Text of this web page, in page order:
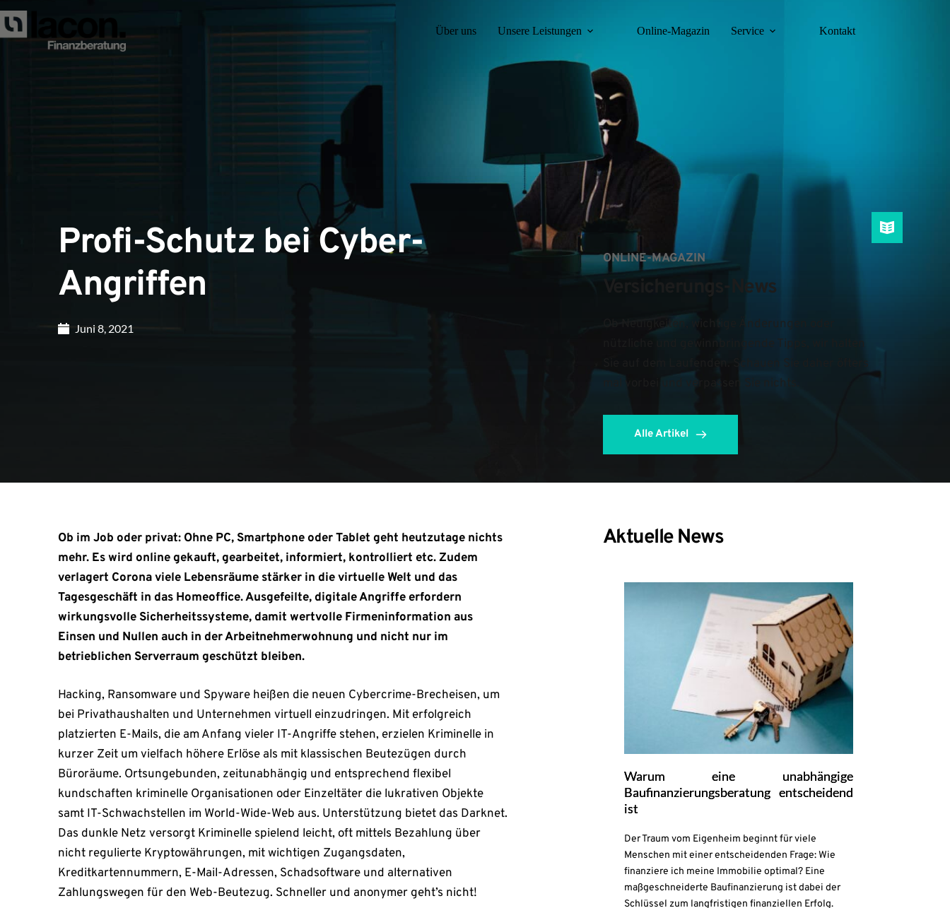
Inhalt
springen
Über uns Unsere Leistungen Online-Magazin Service Kontakt
Profi-Schutz bei Cyber-
Angriffen
Juni 8, 2021
ONLINE-MAGAZIN
Versicherungs-News
Ob Neuigkeiten, wichtige Änderungen oder
nützliche und gewinnbringende Tipps, wir halten
mal vorbei und verpassen Sie nichts.
Alle Artikel
Ob im Job oder privat: Ohne PC, Smartphone oder Tablet geht heutzutage nichts
mehr. Es wird online gekauft, gearbeitet, informiert, kontrolliert etc. Zudem
verlagert Corona viele Lebensräume stärker in die virtuelle Welt und das
Tagesgeschäft in das Homeoffice. Ausgefeilte, digitale Angriffe erfordern
wirkungsvolle Sicherheitssysteme, damit wertvolle Firmeninformation aus
Einsen und Nullen auch in der Arbeitnehmerwohnung und nicht nur im
betrieblichen Serverraum geschützt bleiben.
Hacking, Ransomware und Spyware heißen die neuen Cybercrime-Brecheisen, um
bei Privathaushalten und Unternehmen virtuell einzudringen. Mit erfolgreich
platzierten E-Mails, die am Anfang vieler IT-Angriffe stehen, erzielen Kriminelle in
kurzer Zeit um vielfach höhere Erlöse als mit klassischen Beutezügen durch
Büroräume. Ortsungebunden, zeitunabhängig und entsprechend flexibel
kundschaften kriminelle Organisationen oder Einzeltäter die lukrativen Objekte
samt IT-Schwachstellen im World-Wide-Web aus. Unterstützung bietet das Darknet.
Das dunkle Netz versorgt Kriminelle spielend leicht, oft mittels Bezahlung über
nicht regulierte Kryptowährungen, mit wichtigen Zugangsdaten,
Kreditkartennummern, E-Mail-Adressen, Schadsoftware und alternativen
Zahlungswegen für den Web-Beutezug. Schneller und anonymer geht’s nicht!
Aktuelle News
Warum eine unabhängige
Baufinanzierungsberatung entscheidend
ist
Der Traum vom Eigenheim beginnt für viele
Menschen mit einer entscheidenden Frage: Wie
finanziere ich meine Immobilie optimal? Eine
maßgeschneiderte Baufinanzierung ist dabei der
Schlüssel zum langfristigen finanziellen Erfolg.